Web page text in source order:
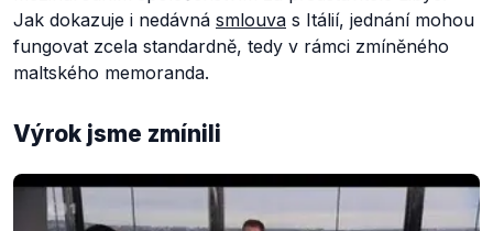
Jak dokazuje i nedávná smlouva s Itálií, jednání mohou
fungovat zcela standardně, tedy v rámci zmíněného
maltského memoranda.
Výrok jsme zmínili